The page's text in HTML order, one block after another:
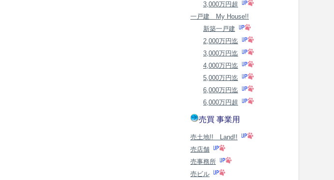
3,000万円超
一戸建 My House!!
新築一戸建
2,000万円迄
3,000万円迄
4,000万円迄
5,000万円迄
6,000万円迄
6,000万円超
売買 事業用
売土地!! Land!!
売店舗
売事務所
売ビル